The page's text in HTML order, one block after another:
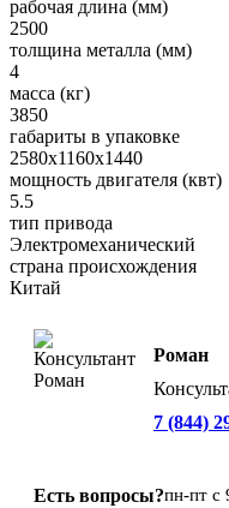
рабочая длина (мм)
2500
толщина металла (мм)
4
масса (кг)
3850
габариты в упаковке
2580x1160x1440
мощность двигателя (квт)
5.5
тип привода
Электромеханический
страна происхождения
Китай
Роман
7 (844)
Есть вопросы?пн-пт с